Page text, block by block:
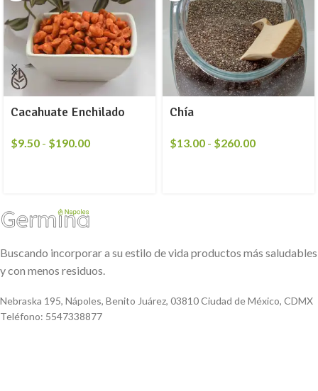
Cacahuate Enchilado
$9.50 - $190.00
Chía
$13.00 - $260.00
Buscando incorporar a su estilo de vida productos más saludables
y con menos residuos.
Nebraska 195, Nápoles, Benito Juárez, 03810 Ciudad de México, CDMX
Teléfono: 5547338877